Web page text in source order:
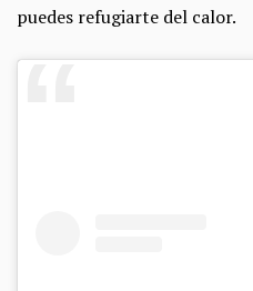
puedes refugiarte del calor.